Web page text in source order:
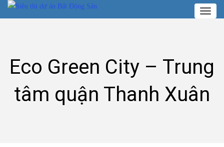
Toggle
Eco Green City – Trung
tâm quận Thanh Xuân